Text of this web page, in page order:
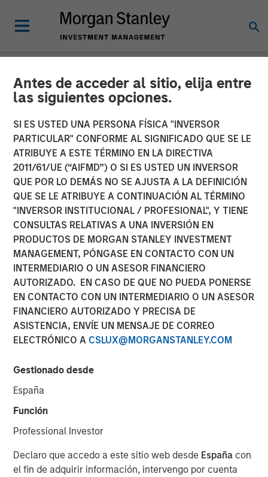
Antes de acceder al sitio, elija entre
las siguientes opciones.
SI ES USTED UNA PERSONA FÍSICA "INVERSOR
PARTICULAR" CONFORME AL SIGNIFICADO QUE SE LE
ATRIBUYE A ESTE TÉRMINO EN LA DIRECTIVA
2011/61/UE (“AIFMD”) O SI ES USTED UN INVERSOR
QUE POR LO DEMÁS NO SE AJUSTA A LA DEFINICIÓN
QUE SE LE ATRIBUYE A CONTINUACIÓN AL TÉRMINO
"INVERSOR INSTITUCIONAL / PROFESIONAL", Y TIENE
CONSULTAS RELATIVAS A UNA INVERSIÓN EN
PRODUCTOS DE MORGAN STANLEY INVESTMENT
MANAGEMENT, PÓNGASE EN CONTACTO CON UN
INTERMEDIARIO O UN ASESOR FINANCIERO
AUTORIZADO. EN CASO DE QUE NO PUEDA PONERSE
EN CONTACTO CON UN INTERMEDIARIO O UN ASESOR
FINANCIERO AUTORIZADO Y PRECISA DE
ASISTENCIA, ENVÍE UN MENSAJE DE CORREO
ELECTRÓNICO A CSLUX@MORGANSTANLEY.COM
Gestionado desde
España
Función
Professional Investor
Declaro que accedo a este sitio web desde España con
el fin de adquirir información, intervengo por cuenta
NEWSROOM
TSG Consumer Partners
Acquires Pathway Vet
Alliance from Morgan
Stanley Capital Partners
03 ABRIL 2020
SAN FRANCISCO, CA & AUSTIN, TX & NEW YORK, NY—
April 3, 2020 7:00 AM EST
TSG Consumer Partners (“TSG”), a leading private equity
retail sectors, today announced that it has acquired a
majority stake in Pathway Vet Alliance LLC (“Pathway” or
Morgan Stanley Capital Partners (“MSCP”). As part of the
transaction, Pathway management will continue to lead
Financial terms of the transaction were not disclosed.